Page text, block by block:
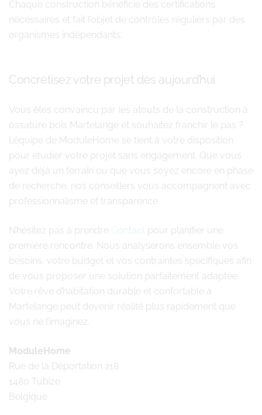
Chaque construction bénéficie des certifications
nécessaires et fait l’objet de contrôles réguliers par des
organismes indépendants.
Concrétisez votre projet dès aujourd’hui
Vous êtes convaincu par les atouts de la construction à
ossature bois Martelange et souhaitez franchir le pas ?
L’équipe de ModuleHome se tient à votre disposition
pour étudier votre projet sans engagement. Que vous
ayez déjà un terrain ou que vous soyez encore en phase
de recherche, nos conseillers vous accompagnent avec
professionnalisme et transparence.
N’hésitez pas à prendre Contact pour planifier une
première rencontre. Nous analyserons ensemble vos
besoins, votre budget et vos contraintes spécifiques afin
de vous proposer une solution parfaitement adaptée.
Votre rêve d’habitation durable et confortable à
Martelange peut devenir réalité plus rapidement que
vous ne l’imaginez.
ModuleHome
Rue de la Déportation 218
1480 Tubize
Belgique